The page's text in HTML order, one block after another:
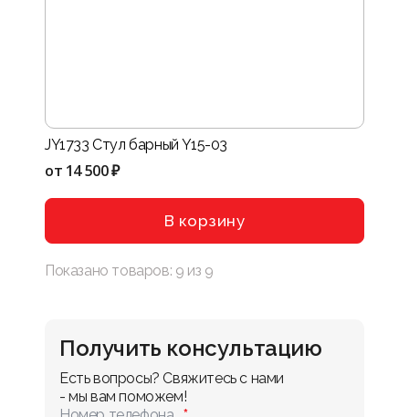
JY1733 Стул барный Y15-03
от 14 500 ₽
В корзину
Показано товаров: 9 из 9
Получить консультацию
Есть вопросы? Свяжитесь с нами
- мы вам поможем!